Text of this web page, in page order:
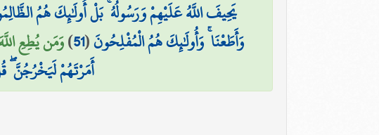
يَحِيفَ اللَّهُ عَلَيْهِمْ وَرَسُولُهُ ۚ بَلْ أُولَٰئِكَ هُمُ
وَأَطَعْنَا ۚ وَأُولَٰئِكَ هُمُ الْمُفْلِحُونَ(
51
)وَمَن يُطِعِ
أَمَرْتَهُمْ لَيَخْرُجُنَّ